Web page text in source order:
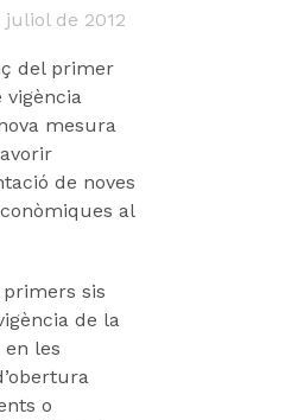
juliol de 2012
del primer
vigència
mesura
de noves
al
sis
de la
en les
o